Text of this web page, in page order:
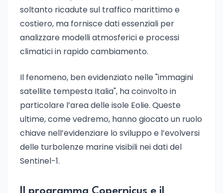
soltanto ricadute sul traffico marittimo e
costiero, ma fornisce dati essenziali per
analizzare modelli atmosferici e processi
climatici in rapido cambiamento.
Il fenomeno, ben evidenziato nelle "immagini
satellite tempesta Italia", ha coinvolto in
particolare l’area delle isole Eolie. Queste
ultime, come vedremo, hanno giocato un ruolo
chiave nell’evidenziare lo sviluppo e l’evolversi
delle turbolenze marine visibili nei dati del
Sentinel-1.